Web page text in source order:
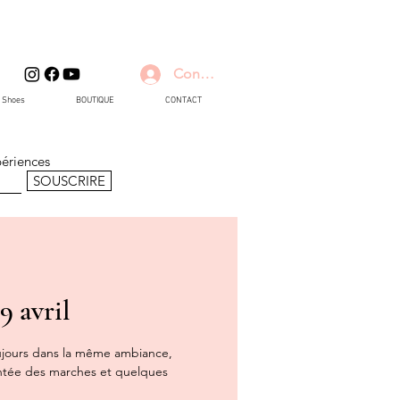
Connexion
BOUTIQUE CONTACT
SOUSCRIRE
avril
dans la même ambiance,
des marches et quelques